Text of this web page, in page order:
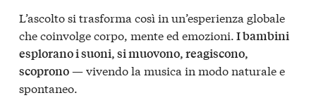
L’ascolto si trasforma così in un’esperienza globale
che coinvolge corpo, mente ed emozioni.I bambini
esplorano i suoni, si muovono, reagiscono,
scoprono— vivendo la musica in modo naturale e
spontaneo.